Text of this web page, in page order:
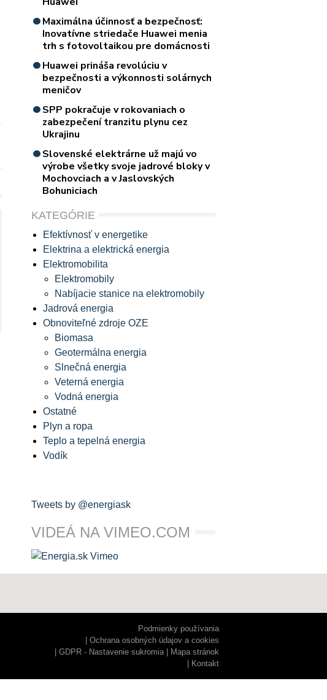
Maximálna účinnosť a bezpečnosť:
Inovatívne striedače Huawei menia
trh s fotovoltaikou pre domácnosti
Huawei prináša revolúciu v
bezpečnosti a výkonnosti solárnych
meničov
SPP pokračuje v rokovaniach o
zabezpečení tranzitu plynu cez
Ukrajinu
Slovenské elektrárne už majú vo
výrobe všetky svoje jadrové bloky v
Mochovciach a v Jaslovských
Bohuniciach
KATEGÓRIE
Efektívnosť v energetike
Elektrina a elektrická energia
Elektromobilita
Elektromobily
Nabíjacie stanice na elektromobily
Jadrová energia
Obnoviteľné zdroje OZE
Biomasa
Geotermálna energia
Slnečná energia
Veterná energia
Vodná energia
Ostatné
Plyn a ropa
Teplo a tepelná energia
Vodík
Tweets by @energiask
VIDEÁ NA VIMEO.COM
Podmienky používania
Ochrana osobných údajov a cookies
GDPR - Nastavenie sukromia
Mapa stránok
Kontakt